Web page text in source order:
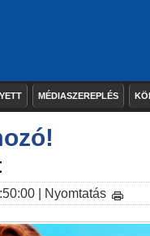
MÉDIASZEREPLÉS
| Nyomtatás